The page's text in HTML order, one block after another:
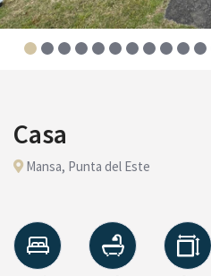
Casa
Mansa, Punta del Este